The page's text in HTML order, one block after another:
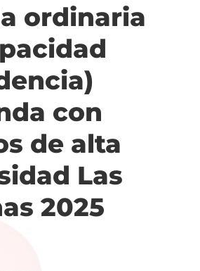
ordinaria
con
de alta
Las
2025